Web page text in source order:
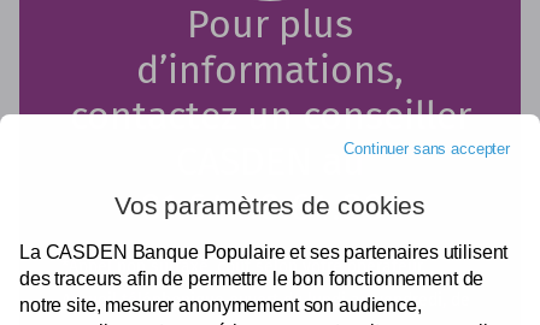
Pour plus
d’informations,
contactez un conseiller
CASDEN au
01.64.80.64.80*
*Appel non surtaxé, coût selon votre opérateur.
Accueil téléphonique ouvert du lundi au vendredi, de
Continuer sans accepter
Vos paramètres de cookies
La CASDEN Banque Populaire et ses partenaires utilisent
des traceurs afin de permettre le bon fonctionnement de
notre site, mesurer anonymement son audience,